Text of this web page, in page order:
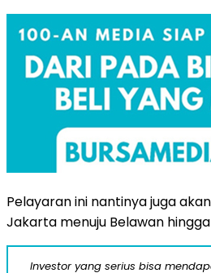
Pelayaran ini nantinya juga
Jakarta menuju Belawan
Investor yang serius bisa